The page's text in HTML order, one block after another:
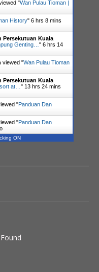
"Wan Pulau Tioman |
History" 6 hrs 8 mins
Persekutuan Kuala
Genting… " 6 hrs 14
viewed "Wan Pulau Tioman
Persekutuan Kuala
at… " 13 hrs 24 mins
"Panduan Dan
"Panduan Dan
ON